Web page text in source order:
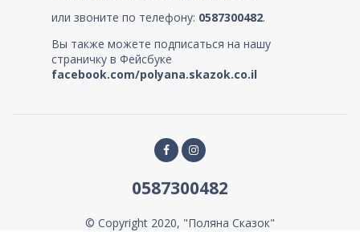
или звоните по телефону: 0587300482.
Вы также можете подписаться на нашу
страничку в Фейсбуке
facebook.com/polyana.skazok.co.il
0587300482
© Copyright 2020, "Поляна Сказок"